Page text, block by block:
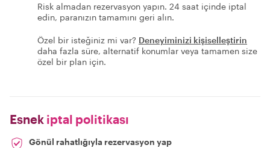
Risk almadan rezervasyon yapın. 24 saat içinde iptal
edin, paranızın tamamını geri alın.
Özel bir isteğiniz mi var? Deneyiminizi kişiselleştirin
daha fazla süre, alternatif konumlar veya tamamen size
özel bir plan için.
Esnek iptal politikası
Gönül rahatlığıyla rezervasyon yap